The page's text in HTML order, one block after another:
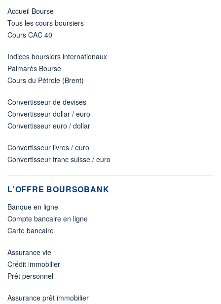
Accueil Bourse
Tous les cours boursiers
Cours CAC 40
Indices boursiers internationaux
Palmarès Bourse
Cours du Pétrole (Brent)
Convertisseur de devises
Convertisseur dollar / euro
Convertisseur euro / dollar
Convertisseur livres / euro
Convertisseur franc suisse / euro
L'OFFRE BOURSOBANK
Banque en ligne
Compte bancaire en ligne
Carte bancaire
Assurance vie
Crédit immobilier
Prêt personnel
Assurance prêt immobilier